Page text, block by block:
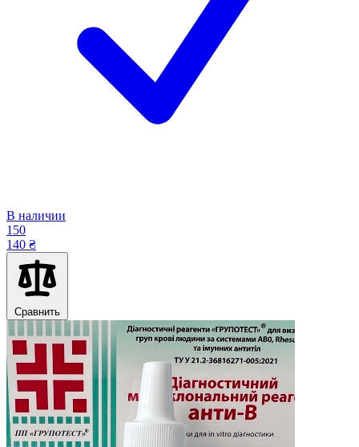
В наличии
150
140 ₴
Сравнить